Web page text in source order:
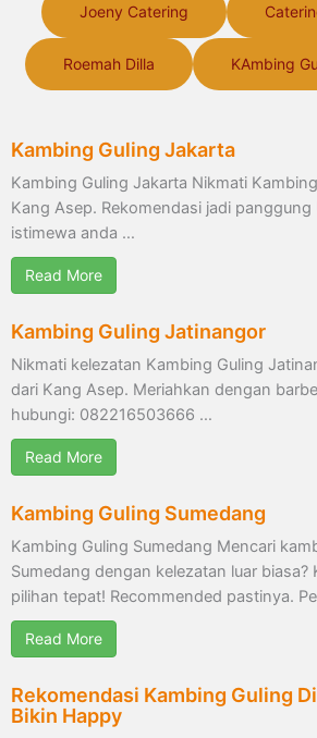
Joeny Catering
Roemah Dilla KAmbing
Kambing Guling Jakarta
Kambing Guling Jakarta Nikmati
Kang Asep. Rekomendasi jadi
istimewa anda …
Read More
Kambing Guling Jatinangor
Nikmati kelezatan Kambing Guling
dari Kang Asep. Meriahkan dengan
hubungi: 082216503666 …
Read More
Kambing Guling Sumedang
Kambing Guling Sumedang Mencari
Sumedang dengan kelezatan luar biasa?
pilihan tepat! Recommended pastinya.
Read More
Rekomendasi Kambing Guling
Bikin Happy